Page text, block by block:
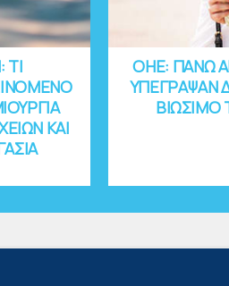
ΤΙ
ΚΑΙ
OHE: ΠΑΝΩ
ΥΠΕΓΡΑΨΑΝ
ΒΙΩΣΙΜΟ